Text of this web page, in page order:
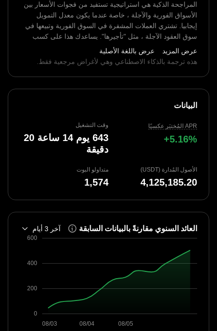
المراجحة الذكية هي استراتيجية تستفيد من فجوات الأسعار بين
الأسواق الفورية والآجلة ، خاصة عندما يكون معدل التمويل
إيجابيا. تشتري العملات المشفرة في السوق الفورية وتبيعها في
سوق العقود الآجلة ، مثل "تأجيرها". يساعدك هذا على كسب
جانب ما أن تعوض الخسائر من الجانب الآخر ، مما يجعلها
منخفضة المخاطر نسبيا. ومع ذلك ، لا تزال هناك مخاطر من
تقلبات السوق وتغيرات أسعار التمويل. يرجى تقييم قدرتك على
تحمل المخاطر قبل الاستثمار.
عرض المزيد
عرض باللغة الأصلية
هذه ترجمة بالذكاء الاصطناعي وهي لأغراض مرجعية فقط.
البيانات
APR المُختبَر عكسيًا وقت التشغيل
643 يوم 14 ساعة 20
دقيقة
الأصول المُدارة (USDT) متداولو البوت
العائد السنوي مقارنةً بالبيانات السابقة آخر 3 أيام